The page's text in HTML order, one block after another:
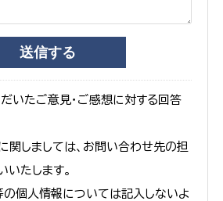
いたご意見・ご感想に対する回答
関しましては、お問い合わせ先の担
たします。
個人情報については記入しないよ